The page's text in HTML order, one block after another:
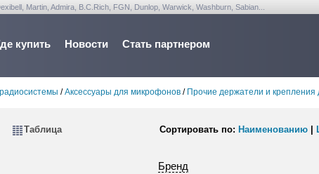
Martin, Admira, B.C.Rich, FGN, Dunlop, Warwick, Washburn, Sabian...
купить Новости Стать партнером
/Аксессуары для микрофонов / Прочие держатели и
Таблица Сортировать по: Наименованию
Бренд